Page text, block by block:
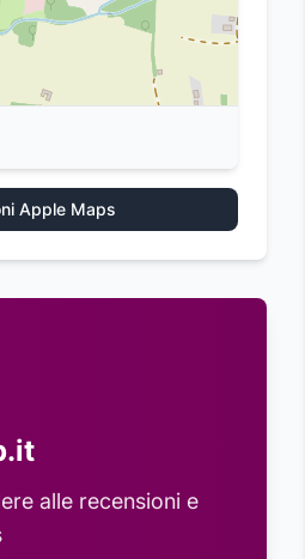
Apple Maps
alle recensioni e